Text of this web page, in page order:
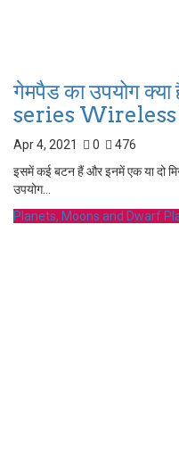
गेमपैड का उपयोग
series Wireless
Apr 4, 2021 0
476
इसमें कई बटन हैं और इनमें एक या दो
उपयोग...
Planets, Moons and Dwarf